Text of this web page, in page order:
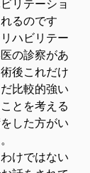
リテーショ
るのです
ハビリテー
の診察があ
後これだけ
比較的強い
とを考える
した方がい
けではない